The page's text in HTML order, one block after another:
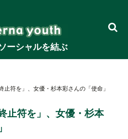
ーシャルを結ぶ
止符を」、女優・杉本彩さんの「使命」
止符を」、女優・杉本